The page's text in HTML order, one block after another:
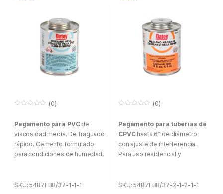
u
r
a
d
e
5
(0)
Pegamento para PVC de
viscosidad media. De fraguado
rápido. Cemento formulado
para condiciones de humedad,
irrigación residencial y
SKU: 5487FB8/37-1-1-1
u
r
a
d
e
(0)
Pegamento para tuberías de
CPVChasta 6” de diámetro
con ajuste de interferencia.
Para uso residencial y
200°C/93°C.
SKU: 5487FB8/37-2-1-2-1-1